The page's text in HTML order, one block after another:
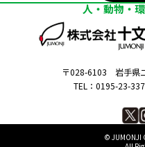
人・動物・
〒028-6103 岩手県
TEL：0195-23-
©︎ JUMONJI